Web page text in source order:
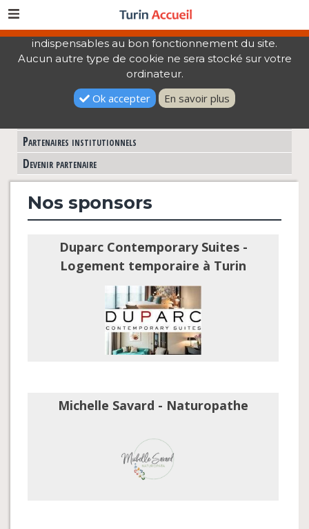
Nous n'utilisons que des cookies techniques
indispensables au bon fonctionnement du site.
Aucun autre type de cookie ne sera stocké sur votre
ordinateur.
Ok accepter En savoir plus
> Partenariats >Nos sponsors
Nos sponsors
Duparc Contemporary Suites -
Logement temporaire à Turin
Michelle Savard - Naturopathe
Nos sponsors
Partenaires institutionnels
Devenir partenaire